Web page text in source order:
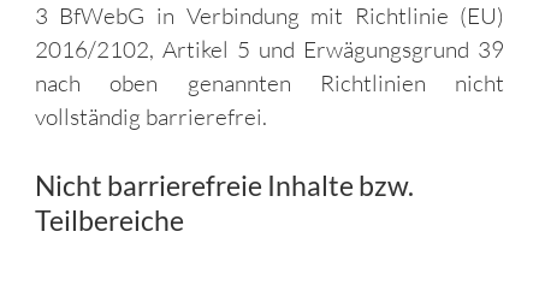
3 BfWebG in Verbindung mit Richtlinie (EU)
2016/2102, Artikel 5 und Erwägungsgrund 39
nach oben genannten Richtlinien nicht
vollständig barrierefrei.
Nicht barrierefreie Inhalte bzw.
Teilbereiche